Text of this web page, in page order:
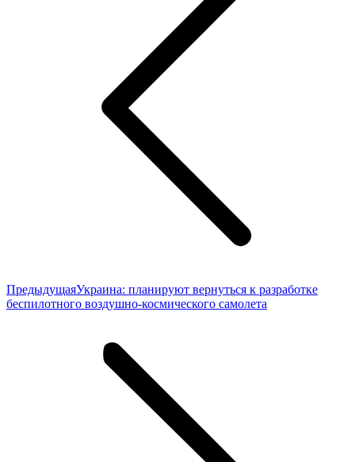
ПредыдущаяПредыдущая
запись:
Украина: планируют вернуться к разработке
беспилотного воздушно-космического самолета